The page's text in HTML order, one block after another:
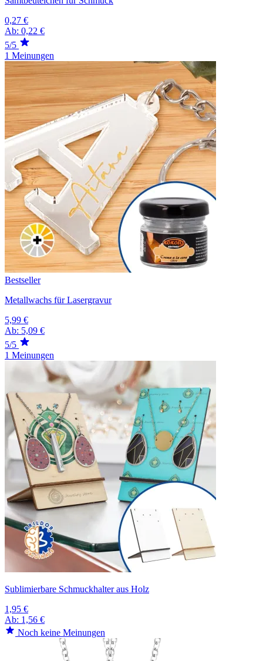
0,27 €
Ab: 0,22 €
5/5
1 Meinungen
Bestseller
Metallwachs für Lasergravur
5,99 €
Ab: 5,09 €
5/5
1 Meinungen
Sublimierbare Schmuckhalter aus Holz
1,95 €
Ab: 1,56 €
Noch keine Meinungen